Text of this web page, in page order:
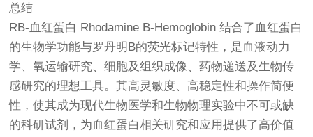
总结
RB-血红蛋白 Rhodamine B-Hemoglobin 结合了血红蛋白
的生物学功能与罗丹明B的荧光标记特性，是血液动力
学、氧运输研究、细胞及组织成像、药物递送及生物传
感研究的理想工具。其高灵敏度、高稳定性和操作简便
性，使其成为现代生物医学和生物物理实验中不可或缺
的科研试剂，为血红蛋白相关研究和应用提供了高价值